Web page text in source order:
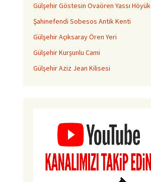
Gülşehir Göstesin Ovaören Yassı Höyük
Şahinefendi Sobesos Antik Kenti
Gülşehir Açıksaray Ören Yeri
Gülşehir Kurşunlu Cami
Gülşehir Aziz Jean Kilisesi